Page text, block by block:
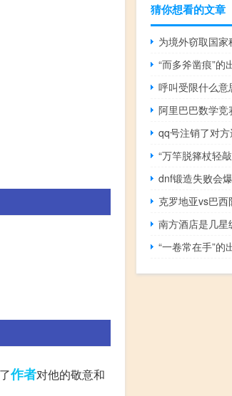
作者对他的敬意和
猜你想看的文章
为境外窃取国家
“而多斧凿痕”的
呼叫受限什么意
“万竿脱箨杖轻
南方酒店是几星
“一卷常在手”的